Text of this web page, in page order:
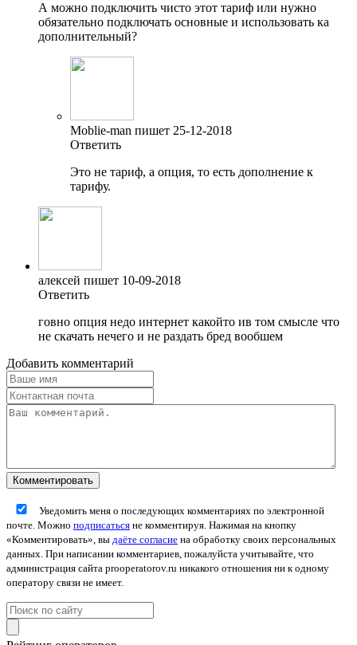
А можно подключить чисто этот тариф или нужно
обязательно подключать основные и использовать ка
дополнительный?
Moblie-man пишет 25-12-2018
Ответить
Это не тариф, а опция, то есть дополнение к
тарифу.
алексей пишет 10-09-2018
Ответить
говно опция недо интернет какойто ив том смысле что
не скачать нечего и не раздать бред вообшем
Добавить комментарий
Уведомить меня о последующих комментариях по электронной
почте. Можно подписаться не комментируя. Нажимая на кнопку
«Комментировать», вы даёте согласие на обработку своих персональных
данных. При написании комментариев, пожалуйста учитывайте, что
администрация сайта prooperatorov.ru никакого отношения ни к одному
оператору связи не имеет.